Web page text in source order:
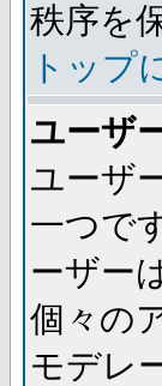
秩序を
トップ
ユーザ
ユーザ
一つで
ーザー
個々の
モデレ